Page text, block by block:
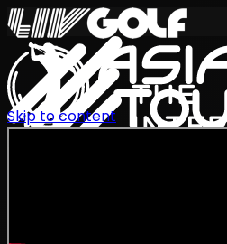
Skip to content